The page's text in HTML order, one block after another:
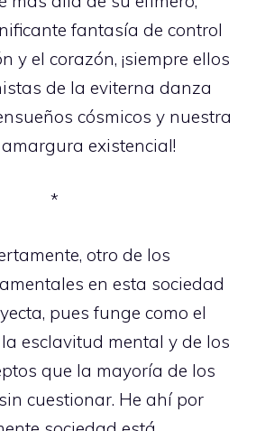
fantasía de control
y el corazón, ¡siempre ellos
de la eviterna danza
cósmicos y nuestra
existencial!
*
otro de los
en esta sociedad
pues funge como el
esclavitud mental y de los
que la mayoría de los
cuestionar. He ahí por